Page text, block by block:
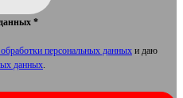
*
персональных данных и даю
данных.